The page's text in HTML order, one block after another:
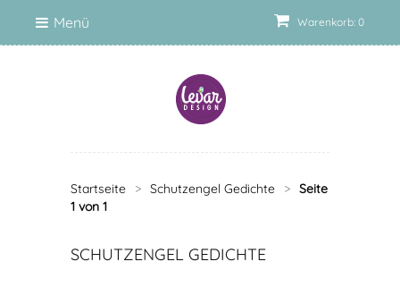
Warenkorb: 0
Menü
Startseite > Schutzengel Gedichte > Seite
1 von 1
SCHUTZENGEL GEDICHTE